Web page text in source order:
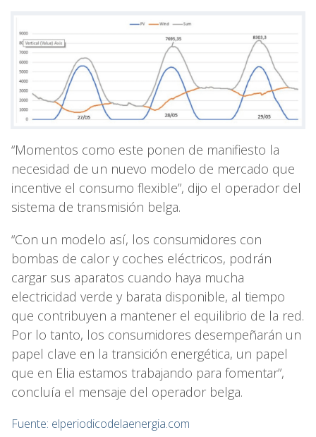
“Momentos como este ponen de manifiesto la
necesidad de un nuevo modelo de mercado que
incentive el consumo flexible”, dijo el operador del
sistema de transmisión belga.
“Con un modelo así, los consumidores con
bombas de calor y coches eléctricos, podrán
cargar sus aparatos cuando haya mucha
electricidad verde y barata disponible, al tiempo
que contribuyen a mantener el equilibrio de la red.
Por lo tanto, los consumidores desempeñarán un
papel clave en la transición energética, un papel
que en Elia estamos trabajando para fomentar”,
concluía el mensaje del operador belga.
Fuente: elperiodicodelaenergia.com